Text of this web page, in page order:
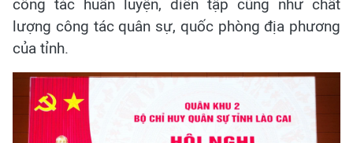
công tác huấn luyện, diễn tập cũng như chất
lượng công tác quân sự, quốc phòng địa phương
của tỉnh.